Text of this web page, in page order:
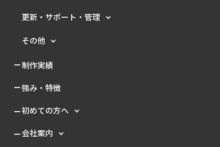
更新・サポート・管理
その他
制作実績
強み・特徴
初めての方へ
会社案内